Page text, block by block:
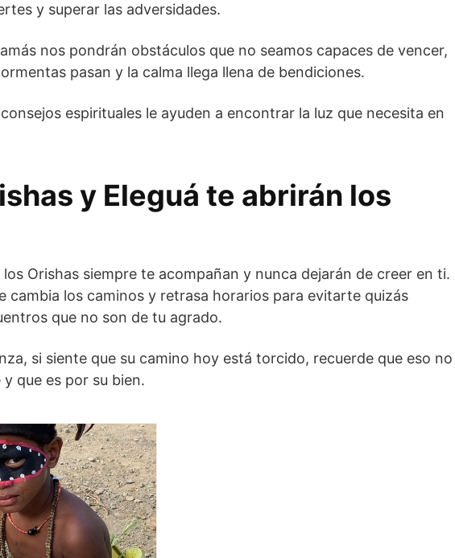
y superar las adversidades.
nos pondrán obstáculos que no seamos capaces de vencer,
pasan y la calma llega llena de bendiciones.
espirituales le ayuden a encontrar la luz que necesita en
y Eleguá te abrirán los
Orishas siempre te acompañan y nunca dejarán de creer en ti.
cambia los caminos y retrasa horarios para evitarte quizás
que no son de tu agrado.
si siente que su camino hoy está torcido, recuerde que eso no
que es por su bien.